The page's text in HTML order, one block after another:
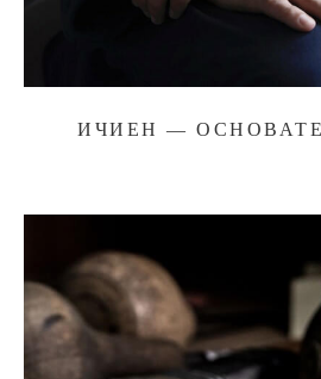
ИЧИЕН —